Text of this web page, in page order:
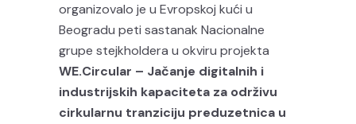
organizovalo je u Evropskoj kući u
Beogradu peti sastanak Nacionalne
grupe stejkholdera u okviru projekta
WE.Circular – Jačanje digitalnih i
industrijskih kapaciteta za održivu
cirkularnu tranziciju preduzetnica u